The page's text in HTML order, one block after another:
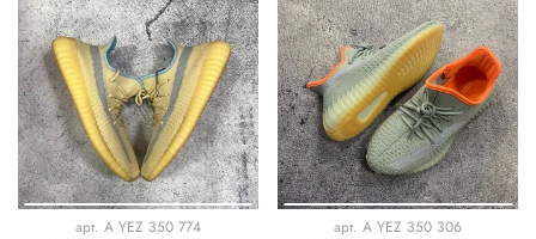
арт. A YEZ 350 774 арт. A YEZ 350 306